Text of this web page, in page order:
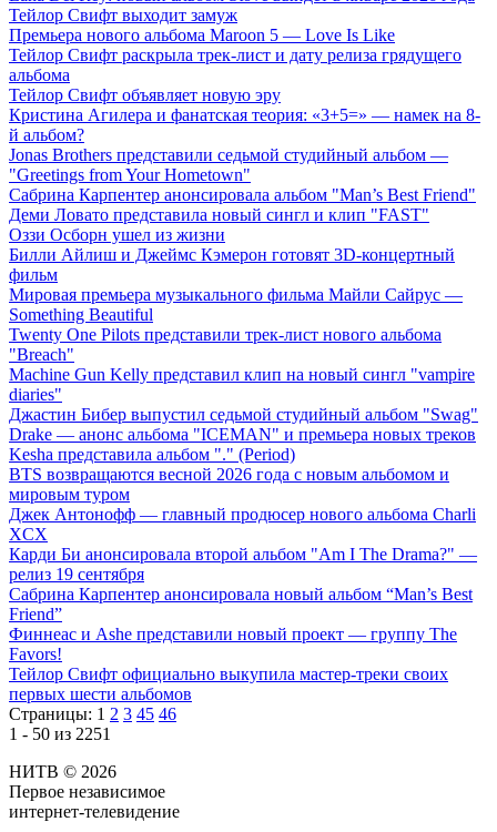
Тейлор Свифт выходит замуж
Премьера нового альбома Maroon 5 — Love Is Like
Тейлор Свифт раскрыла трек-лист и дату релиза грядущего
альбома
Тейлор Свифт объявляет новую эру
Кристина Агилера и фанатская теория: «3+5=» — намек на 8-
й альбом?
Jonas Brothers представили седьмой студийный альбом —
"Greetings from Your Hometown"
Сабрина Карпентер анонсировала альбом "Man’s Best Friend"
Деми Ловато представила новый сингл и клип "FAST"
Оззи Осборн ушел из жизни
Билли Айлиш и Джеймс Кэмерон готовят 3D-концертный
фильм
Мировая премьера музыкального фильма Майли Сайрус —
Something Beautiful
Twenty One Pilots представили трек-лист нового альбома
"Breach"
Machine Gun Kelly представил клип на новый сингл "vampire
diaries"
Джастин Бибер выпустил седьмой студийный альбом "Swag"
Drake — анонс альбома "ICEMAN" и премьера новых треков
Kesha представила альбом "." (Period)
BTS возвращаются весной 2026 года с новым альбомом и
мировым туром
Джек Антонофф — главный продюсер нового альбома Charli
XCX
Карди Би анонсировала второй альбом "Am I The Drama?" —
релиз 19 сентября
Сабрина Карпентер анонсировала новый альбом “Man’s Best
Friend”
Финнеас и Ashe представили новый проект — группу The
Favors!
Тейлор Свифт официально выкупила мастер-треки своих
первых шести альбомов
Страницы: 1 2 3 45 46
1 - 50 из 2251
НИТВ © 2026
Первое независимое
интернет-телевидение